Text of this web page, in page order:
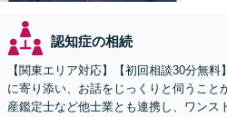
認知症の相続
【関東エリア対応】【初回相談30分無
に寄り添い、お話をじっくりと伺うこと
産鑑定士など他士業とも連携し、ワンス